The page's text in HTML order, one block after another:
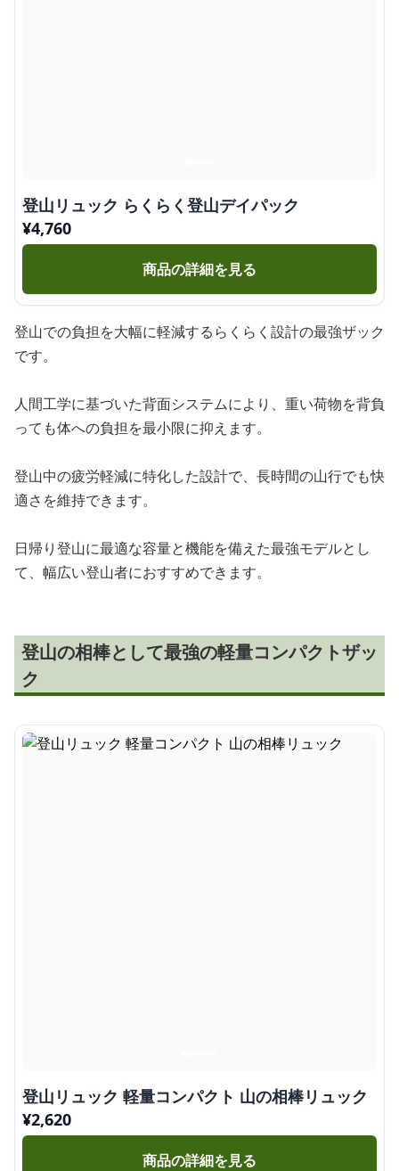
登山リュック らくらく登山デイパック
¥4,760
商品の詳細を見る
登山での負担を大幅に軽減するらくらく設計の最強ザック
です。
人間工学に基づいた背面システムにより、重い荷物を背負
っても体への負担を最小限に抑えます。
登山中の疲労軽減に特化した設計で、長時間の山行でも快
適さを維持できます。
日帰り登山に最適な容量と機能を備えた最強モデルとし
て、幅広い登山者におすすめできます。
登山の相棒として最強の軽量コンパクトザッ
ク
登山リュック 軽量コンパクト 山の相棒リュック
¥2,620
商品の詳細を見る